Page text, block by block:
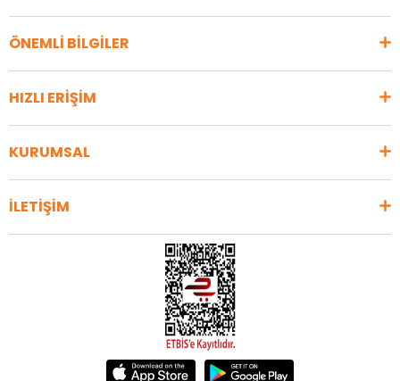
ÖNEMLİ BİLGİLER
HIZLI ERİŞİM
KURUMSAL
İLETİŞİM